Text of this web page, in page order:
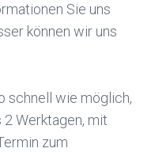
Sie uns
können wir uns
schnell wie möglich,
2 Werktagen, mit
zum